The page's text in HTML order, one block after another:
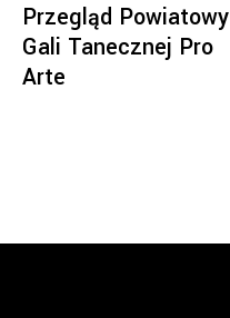
Przegląd Powiatowy
Gali Tanecznej Pro
Arte